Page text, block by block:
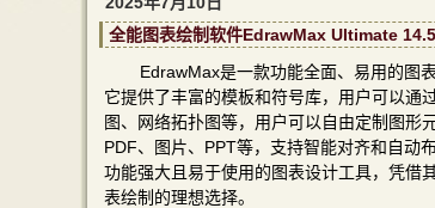
全能图表绘制软件EdrawMax Ultimate
EdrawMax是一款功能全面、易用的图
它提供了丰富的模板和符号库，用户可以通
图、网络拓扑图等，用户可以自由定制图形
PDF、图片、PPT等，支持智能对齐和自动
功能强大且易于使用的图表设计工具，凭借
表绘制的理想选择。